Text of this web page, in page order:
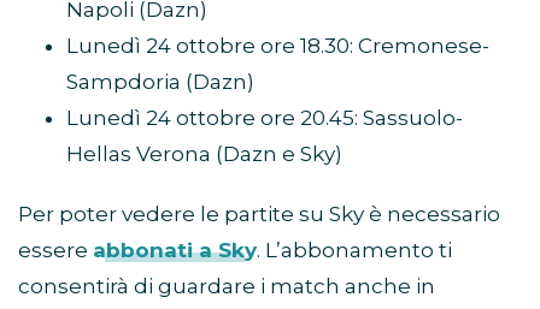
Napoli (Dazn)
Lunedì 24 ottobre ore 18.30: Cremonese-
Sampdoria (Dazn)
Lunedì 24 ottobre ore 20.45: Sassuolo-
Hellas Verona (Dazn e Sky)
Per poter vedere le partite su Sky è necessario
essere abbonati a Sky. L’abbonamento ti
consentirà di guardare i match anche in